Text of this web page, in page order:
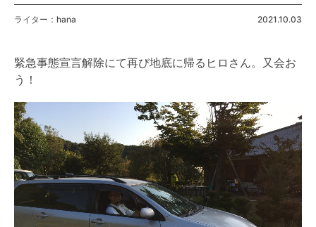
ライター：hana 2021.10.03
緊急事態宣言解除にて再び地底に帰るヒロさん。又会お
う！